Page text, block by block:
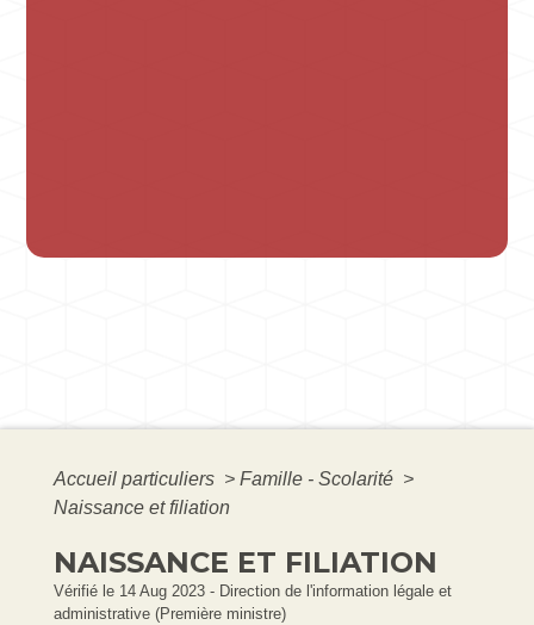
Accueil particuliers > Famille - Scolarité >
Naissance et filiation
NAISSANCE ET FILIATION
Vérifié le 14 Aug 2023 - Direction de l'information légale et
administrative (Première ministre)